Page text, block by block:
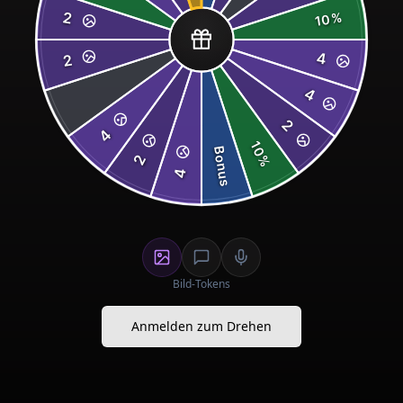
10%
4
4
2
10
%
Bonus
4
2
4
2
2
Bild-Tokens
Anmelden zum Drehen